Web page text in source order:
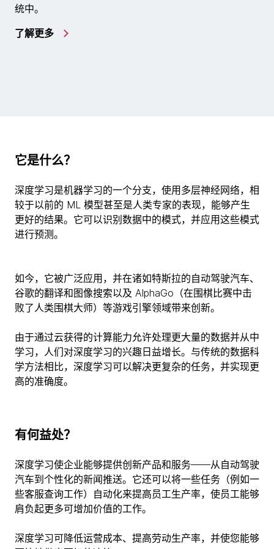
统中。
了解更多
它是什么？
深度学习是机器学习的一个分支，使用多层神经网络，相
较于以前的 ML 模型甚至是人类专家的表现，能够产生
更好的结果。它可以识别数据中的模式，并应用这些模式
进行预测。
如今，它被广泛应用，并在诸如特斯拉的自动驾驶汽车、
谷歌的翻译和图像搜索以及 AlphaGo（在围棋比赛中击
败了人类围棋大师）等游戏引擎领域带来创新。
由于通过云获得的计算能力允许处理更大量的数据并从中
学习，人们对深度学习的兴趣日益增长。与传统的数据科
学方法相比，深度学习可以解决更复杂的任务，并实现更
高的准确度。
有何益处？
深度学习使企业能够提供创新产品和服务——从自动驾驶
汽车到个性化的新闻推送。它还可以将一些任务（例如一
些客服查询工作）自动化来提高员工生产率，使员工能够
肩负起更多可增加价值的工作。
深度学习可降低运营成本、提高劳动生产率，并使您能够